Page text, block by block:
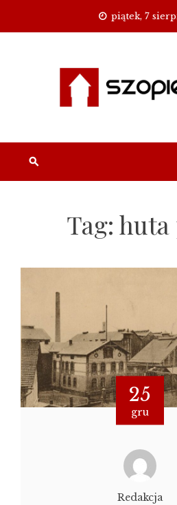
piątek, 7
Tag: huta
25
gru
Redakcja